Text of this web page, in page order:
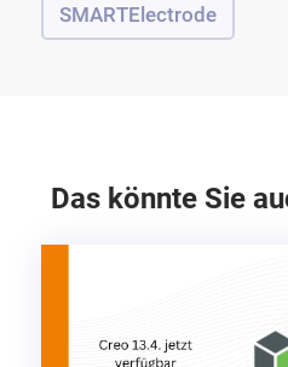
SMARTElectrode
Das könnte Sie